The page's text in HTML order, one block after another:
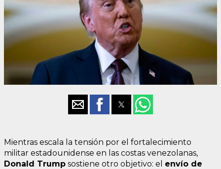
Mientras escala la tensión por el fortalecimiento
militar estadounidense en las costas venezolanas,
Donald Trump sostiene otro objetivo: el envío de